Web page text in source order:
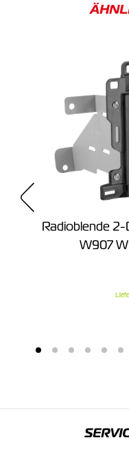
Radioblende
W907